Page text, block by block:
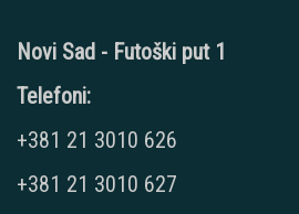
Novi Sad - Futoški put 1
Telefoni:
+381 21 3010 626
+381 21 3010 627